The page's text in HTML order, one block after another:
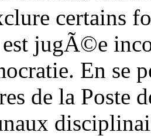
certains
jugÃ©e
En se
de la Poste